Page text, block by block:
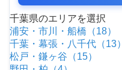
千葉県のエリアを選択
浦安・市川・船橋（18）
千葉・幕張・八千代（13）
松戸・鎌ヶ谷（15）